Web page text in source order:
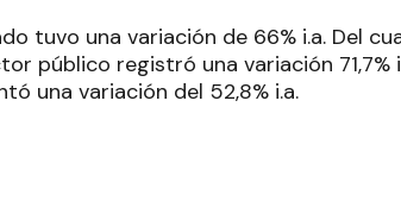
tuvo una variación de 66% i.a. Del
público registró una variación 71,7%
una variación del 52,8% i.a.